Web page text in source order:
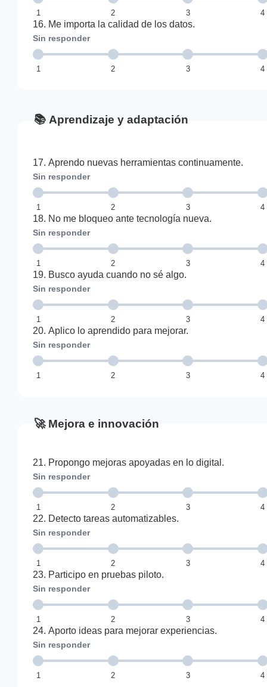
1 2 3 4
16. Me importa la calidad de los datos.
Sin responder
1 2 3 4
📚 Aprendizaje y adaptación
17. Aprendo nuevas herramientas continuamente.
Sin responder
1 2 3 4
18. No me bloqueo ante tecnología nueva.
Sin responder
1 2 3 4
19. Busco ayuda cuando no sé algo.
Sin responder
1 2 3 4
20. Aplico lo aprendido para mejorar.
Sin responder
1 2 3 4
🚀 Mejora e innovación
21. Propongo mejoras apoyadas en lo digital.
Sin responder
1 2 3 4
22. Detecto tareas automatizables.
Sin responder
1 2 3 4
23. Participo en pruebas piloto.
Sin responder
1 2 3 4
24. Aporto ideas para mejorar experiencias.
Sin responder
1 2 3 4